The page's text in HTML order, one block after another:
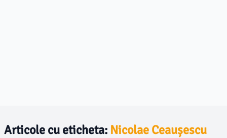
Articole cu eticheta: Nicolae Ceaușescu